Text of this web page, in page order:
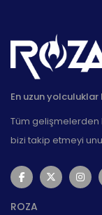
En uzun
Tüm
bizi takip etmeyi
ROZA